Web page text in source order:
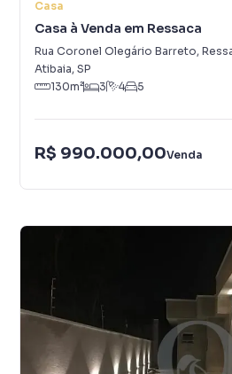
Casa
Casa à Venda em Ressaca
Rua Coronel Olegário Barreto,
Atibaia, SP
130m² 3 4 5
R$ 990.000,00Venda